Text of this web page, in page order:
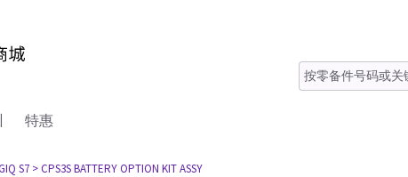
特惠
S7 > CPS3S BATTERY OPTION KIT ASSY